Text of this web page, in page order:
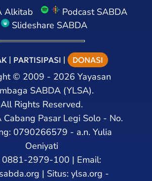
Alkitab
Podcast SABDA
Slideshare SABDA
| PARTISIPASI | DONASI
© 2009 - 2026 Yayasan
SABDA (YLSA).
All Rights Reserved.
Cabang Pasar Legi Solo - No.
0790266579 - a.n. Yulia
Oeniyati
0881-2979-100 | Email:
| Situs: ylsa.org -